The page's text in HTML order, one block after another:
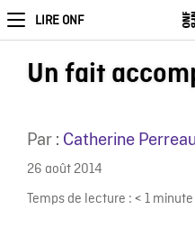
LIRE ONF
Un fait
Par : Catherine
26 août 2014
Temps de lecture : < 1 minute